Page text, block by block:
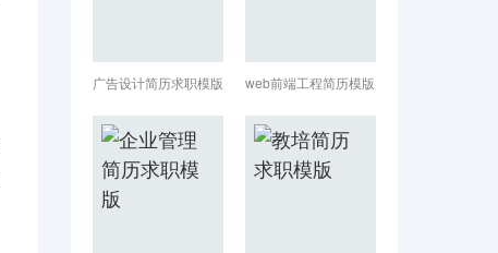
广告设计简历求职模版 web前端工程简历模版